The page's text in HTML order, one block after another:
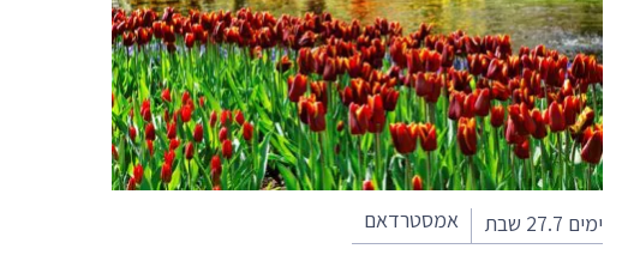
ימים 27.7 שבת אמסטרדאם